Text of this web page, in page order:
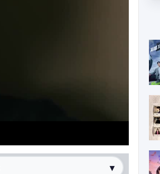
▾